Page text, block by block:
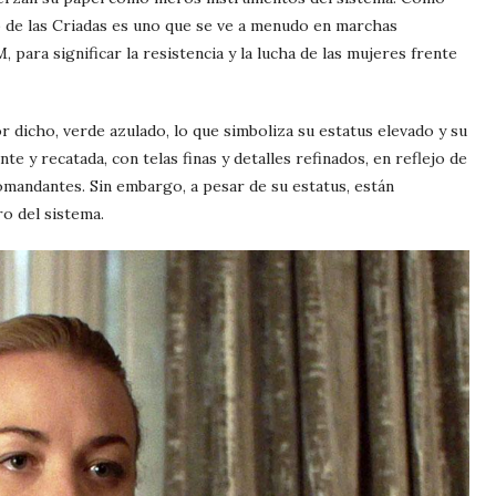
las Criadas es uno que se ve a menudo en marchas
para significar la resistencia y la lucha de las mujeres frente
verde azulado, lo que simboliza su estatus elevado y su
y recatada, con telas finas y detalles refinados, en reflejo de
Sin embargo, a pesar de su estatus, están
del sistema.